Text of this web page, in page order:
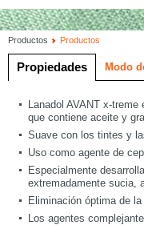
Productos Productos
Propiedades Modo
Lanadol AVANT x-
que contiene aceite y
Suave con los tintes y
Uso como agente de
Especialmente
extremadamente sucia,
Eliminación óptima de
Los agentes